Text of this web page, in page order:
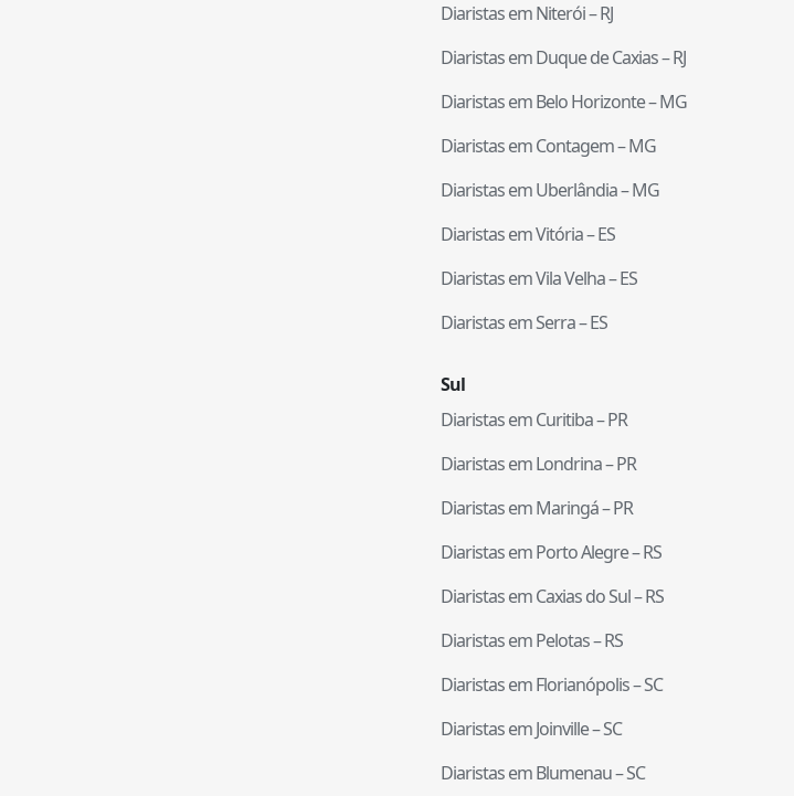
Diaristas emNiterói–RJ
Diaristas emDuque de Caxias–RJ
Diaristas emBelo Horizonte–MG
Diaristas emContagem–MG
Diaristas emUberlândia–MG
Diaristas emVitória–ES
Diaristas emVila Velha–ES
Diaristas emSerra–ES
Sul
Diaristas emCuritiba–PR
Diaristas emLondrina–PR
Diaristas emMaringá–PR
Diaristas emPorto Alegre–RS
Diaristas emCaxias do Sul–RS
Diaristas emPelotas–RS
Diaristas emFlorianópolis–SC
Diaristas emJoinville–SC
Diaristas emBlumenau–SC